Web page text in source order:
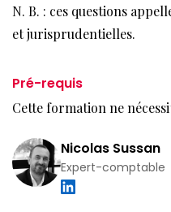
N. B. : ces questions
et jurisprudentielles.
Pré-requis
Cette formation ne
Nicolas Sussan
Expert-comptable